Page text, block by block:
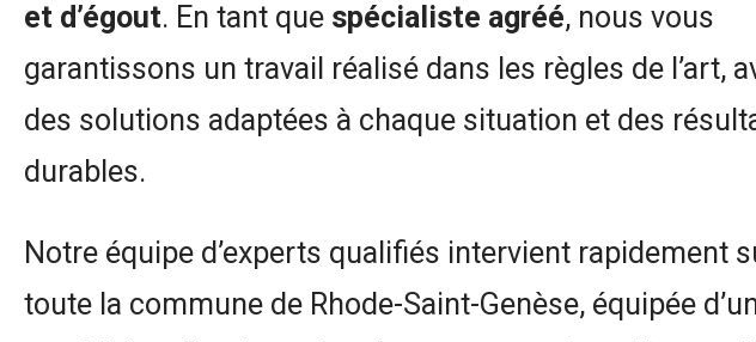
et d’égout. En tant que spécialiste agréé, nous vous
garantissons un travail réalisé dans les règles de l’art,
des solutions adaptées à chaque situation et des
durables.
Notre équipe d’experts qualifiés intervient rapidement
toute la commune de Rhode-Saint-Genèse, équipée